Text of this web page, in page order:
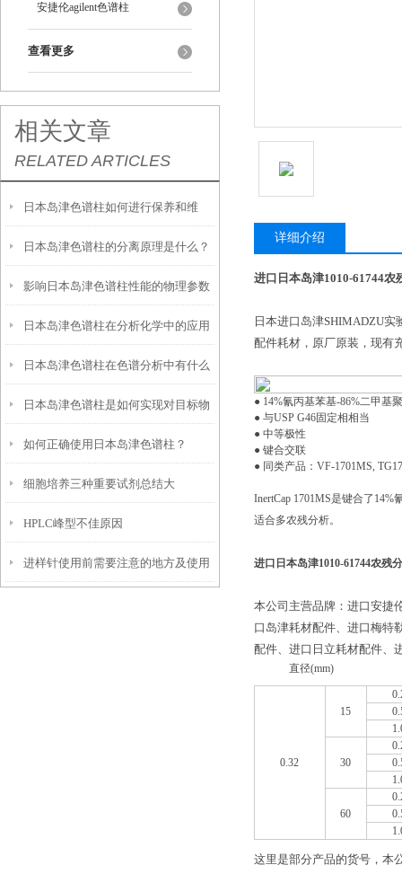
安捷伦agilent色谱柱
查看更多
相关文章
RELATED ARTICLES
日本岛津色谱柱如何进行保养和维
护？
日本岛津色谱柱的分离原理是什么？
影响日本岛津色谱柱性能的物理参数
是什么？又该如何保存？
日本岛津色谱柱在分析化学中的应用
日本岛津色谱柱在色谱分析中有什么
作用？
日本岛津色谱柱是如何实现对目标物
质的分离与纯化的？
如何正确使用日本岛津色谱柱？
细胞培养三种重要试剂总结大
全！！！
HPLC峰型不佳原因
进样针使用前需要注意的地方及使用
详细介绍
进口日本岛津1010-61744农
日本进口岛津SHIMADZU
配件耗材，原厂原装，现有
● 14%氰丙基苯基-86%二甲基
● 与USP G46固定相相当
● 中等极性
● 键合交联
● 同类产品：VF-1701MS,
InertCap 1701MS是键合了
适合多农残分析。
进口日本岛津1010-61744农残
本公司主营品牌：进口安捷
口岛津耗材配件、进口梅特
配件、进口日立耗材配件、
直径(mm)
0.32
15
30
60
这里是部分产品的货号，本